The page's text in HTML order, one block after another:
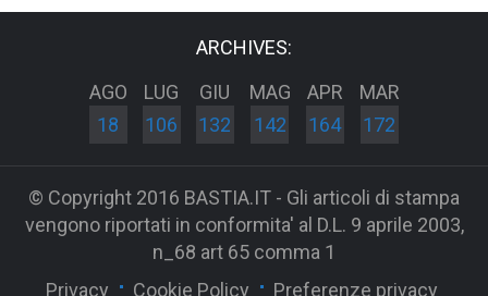
ARCHIVES:
AGO
18
LUG
106
GIU
132
MAG
142
APR
164
MAR
172
© Copyright 2016 BASTIA.IT - Gli articoli di stampa
vengono riportati in conformita' al D.L. 9 aprile 2003,
n_68 art 65 comma 1
Privacy
Cookie Policy Preferenze privacy